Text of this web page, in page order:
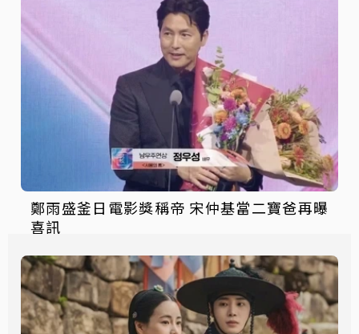
鄭雨盛釜日電影獎稱帝 宋仲基當二寶爸再曝
喜訊